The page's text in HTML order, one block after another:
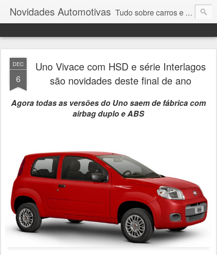
Novidades Automotivas Tudo sobre carros e motores
DEC
6
Uno Vivace com HSD e série Interlagos
são novidades deste final de ano
Agora todas as versões do Uno saem de fábrica com
airbag duplo e ABS